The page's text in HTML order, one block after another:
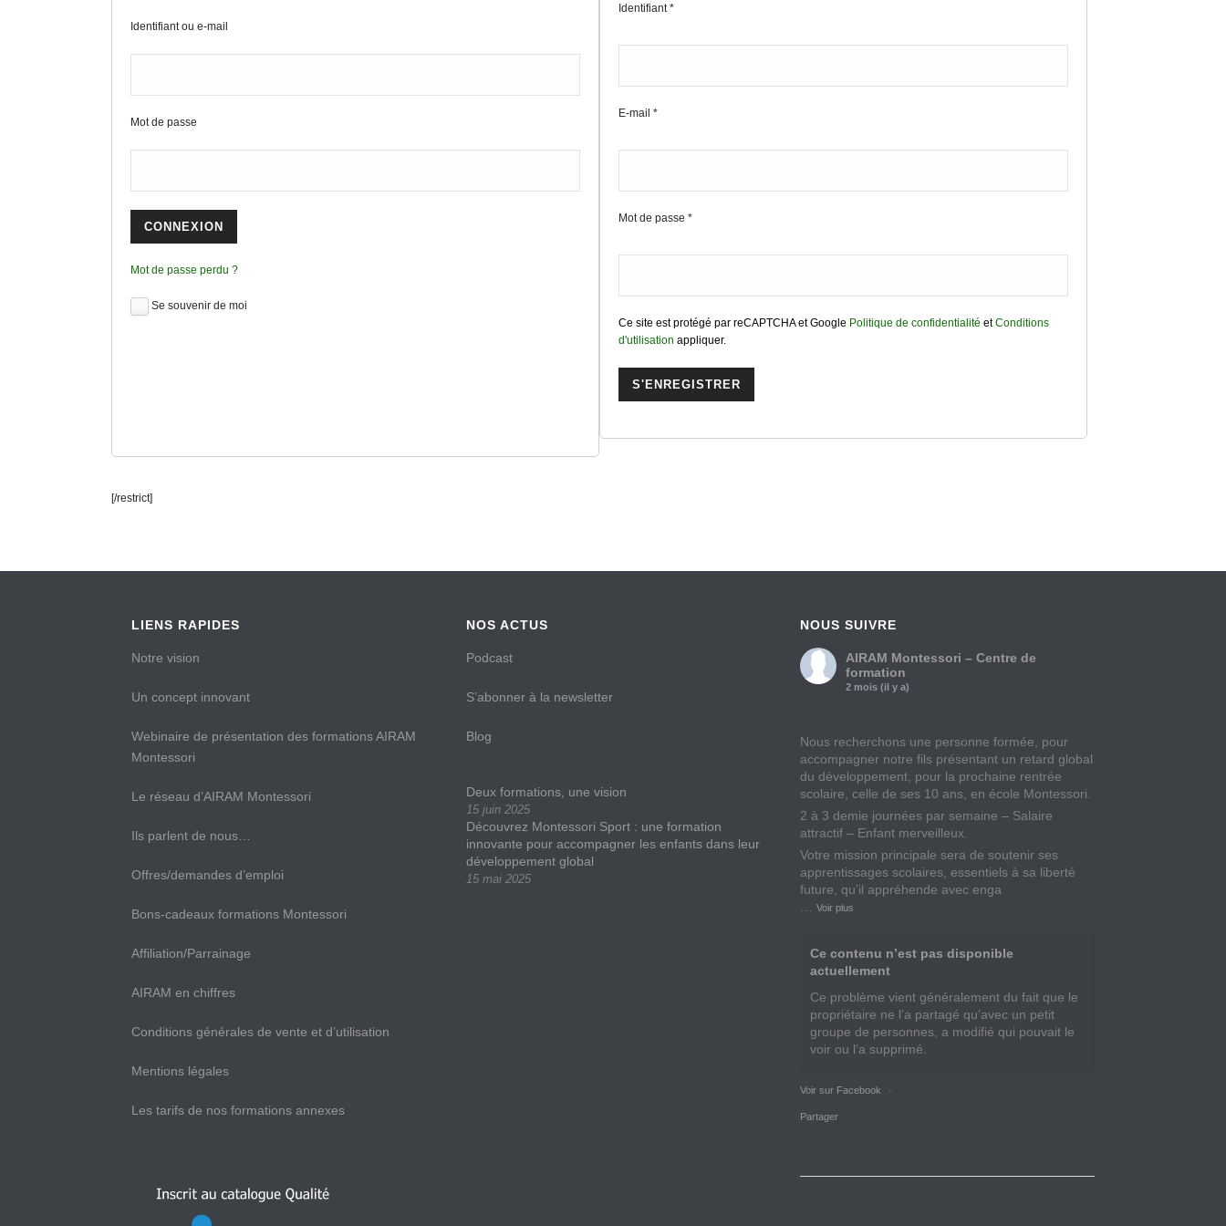
Identifiant ou e-mail
Mot de passe
Mot de passe perdu ?
Se souvenir de moi
Identifiant*
E-mail *
Mot de passe *
Ce site est protégé par reCAPTCHA et Google Politique de confidentialité etConditions
d'utilisation appliquer.
[/restrict]
LIENS RAPIDES
Notre vision
Un concept innovant
Webinaire de présentation des formations AIRAM
Montessori
Le réseau d’AIRAM Montessori
Ils parlent de nous…
Offres/demandes d’emploi
Bons-cadeaux formations Montessori
Affiliation/Parrainage
AIRAM en chiffres
Conditions générales de vente et d’utilisation
Mentions légales
Les tarifs de nos formations annexes
NOS ACTUS
Podcast
S’abonner à la newsletter
Blog
Deux formations, une vision
15 juin 2025
Découvrez Montessori Sport : une formation
innovante pour accompagner les enfants dans leur
développement global
15 mai 2025
NOUS SUIVRE
AIRAM Montessori – Centre de
formation
2 mois (il y a)
Nous recherchons une personne formée, pour
accompagner notre fils présentant un retard global
du développement, pour la prochaine rentrée
scolaire, celle de ses 10 ans, en école Montessori.
2 à 3 demie journées par semaine – Salaire
attractif – Enfant merveilleux.
Votre mission principale sera de soutenir ses
apprentissages scolaires, essentiels à sa liberté
future, qu’il appréhende avec enga
…Voir plus
Ce contenu n’est pas disponible
actuellement
Ce problème vient généralement du fait que le
propriétaire ne l’a partagé qu’avec un petit
groupe de personnes, a modifié qui pouvait le
voir ou l’a supprimé.
Voir sur Facebook ·
Partager